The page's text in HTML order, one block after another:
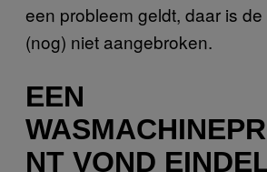
een probleem geldt, daar is
(nog) niet aangebroken.
EEN
NT VOND